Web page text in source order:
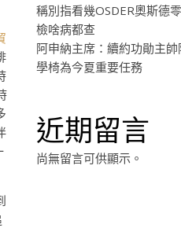
稱別指看幾OSDER奧斯德
檢啥病都查
阿申納主席：續約功勛主
學椅為今夏重要任務
近期留言
尚無留言可供顯示。